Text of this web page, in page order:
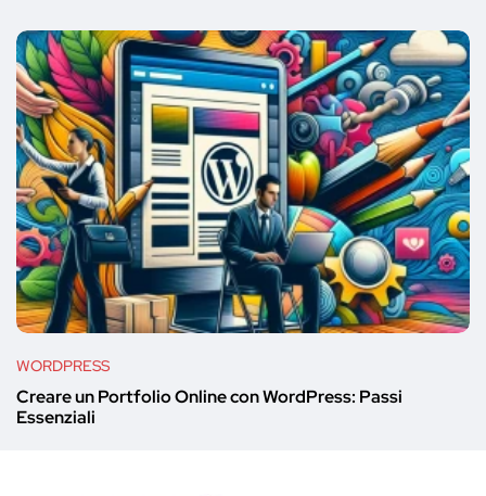
WORDPRESS
Creare un Portfolio Online con WordPress: Passi
Essenziali